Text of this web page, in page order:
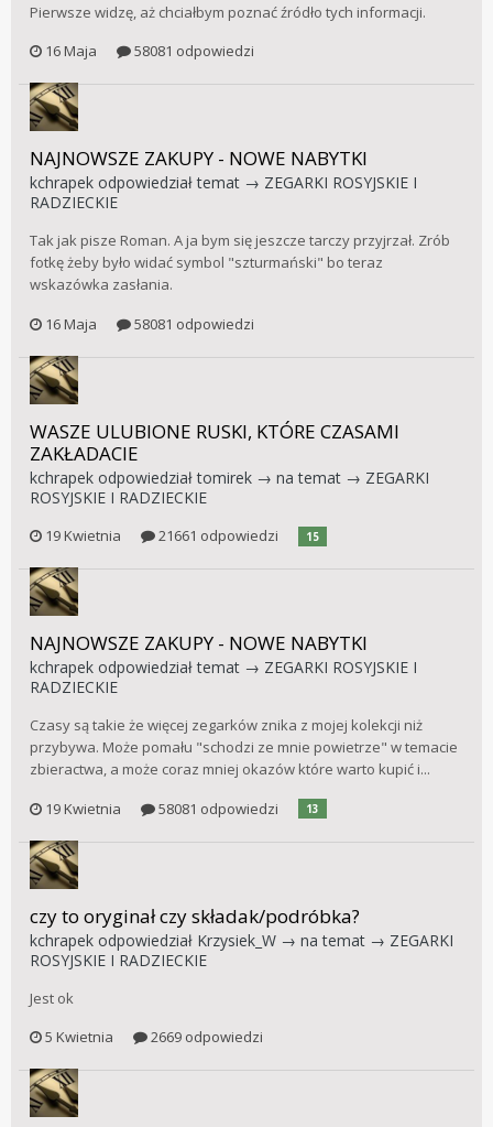
Pierwsze widzę, aż chciałbym poznać źródło tych informacji.
16 Maja
58081 odpowiedzi
NAJNOWSZE ZAKUPY - NOWE NABYTKI
kchrapek odpowiedział temat → ZEGARKI ROSYJSKIE I
RADZIECKIE
Tak jak pisze Roman. A ja bym się jeszcze tarczy przyjrzał. Zrób
fotkę żeby było widać symbol "szturmański" bo teraz
wskazówka zasłania.
16 Maja
58081 odpowiedzi
WASZE ULUBIONE RUSKI, KTÓRE CZASAMI
ZAKŁADACIE
kchrapek odpowiedziałtomirek → na temat → ZEGARKI
ROSYJSKIE I RADZIECKIE
19 Kwietnia 21661 odpowiedzi 15
NAJNOWSZE ZAKUPY - NOWE NABYTKI
kchrapek odpowiedział temat → ZEGARKI ROSYJSKIE I
RADZIECKIE
Czasy są takie że więcej zegarków znika z mojej kolekcji niż
przybywa. Może pomału "schodzi ze mnie powietrze" w temacie
zbieractwa, a może coraz mniej okazów które warto kupić i...
19 Kwietnia
58081 odpowiedzi 13
czy to oryginał czy składak/podróbka?
kchrapek odpowiedział Krzysiek_W → na temat → ZEGARKI
ROSYJSKIE I RADZIECKIE
Jest ok
5 Kwietnia
2669 odpowiedzi